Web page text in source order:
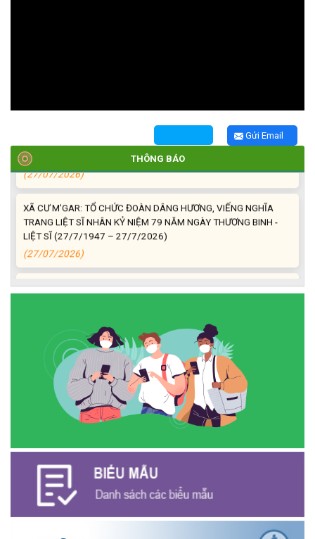
Gửi Email
THÔNG BÁO
THÁNG ĐẦU NĂM VÀ KIỆN TOÀN TỔ CHỨC CHI HỘI SAU SÁP
NHẬP
(27/07/2026)
XÃ CƯ M’GAR: TỔ CHỨC ĐOÀN DÂNG HƯƠNG, VIẾNG NGHĨA
TRANG LIỆT SĨ NHÂN KỶ NIỆM 79 NĂM NGÀY THƯƠNG BINH -
LIỆT SĨ (27/7/1947 – 27/7/2026)
(27/07/2026)
THĂM, TẶNG QUÀ GIA ĐÌNH CHÍNH SÁCH NHÂN KỶ NIỆM 79
Phát biểu bế mạc Hội nghị Trung ương 3, khóa XIV của Tổng Bí
thư, Chủ tịch nước Tô Lâm
(26/07/2026)
NGÂN HÀNG CHÍNH SÁCH XÃ HỘI CƯ M’GAR: TỔ CHỨC CHO
QUỐC
(24/07/2026)
HỘI NÔNG DÂN XÃ CƯ M’GAR ĐẠI DIỆN TỈNH ĐẮK LẮK QUẢNG
BÁ SẢN PHẨM OCOP TẠI TUẦN LỄ NÔNG SẢN VÀ SẢN PHẨM